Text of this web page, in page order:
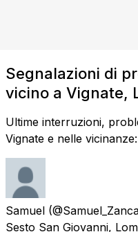
Segnalazioni di
vicino a Vignate,
Ultime interruzioni,
Vignate e nelle vicinanze:
Samuel
Sesto San Giovanni,